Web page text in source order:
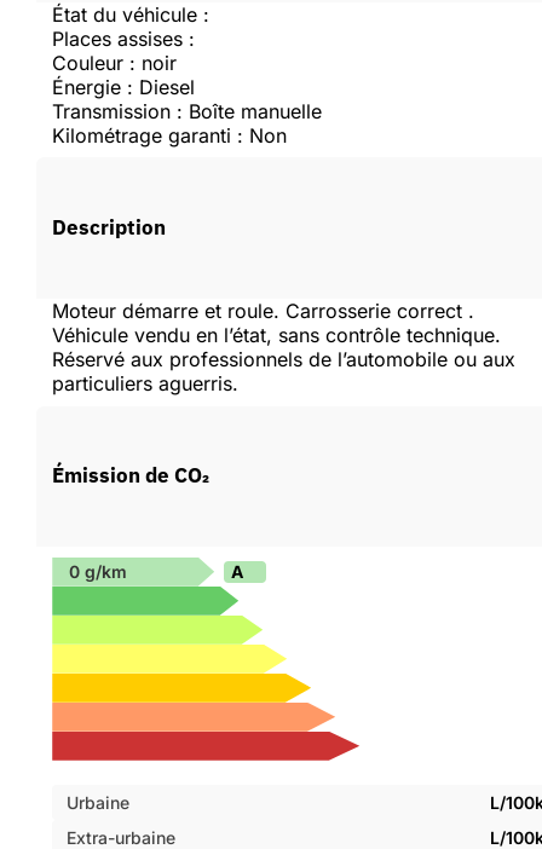
État du véhicule :
Places assises :
Couleur : noir
Énergie : Diesel
Transmission : Boîte manuelle
Kilométrage garanti : Non
Description
Moteur démarre et roule. Carrosserie correct .
Véhicule vendu en l’état, sans contrôle technique.
Réservé aux professionnels de l’automobile ou aux
particuliers aguerris.
Émission de CO₂
A
Urbaine
L/
Extra-urbaine
L/